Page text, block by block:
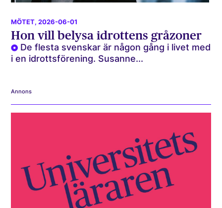
MÖTET, 2026-06-01
Hon vill belysa idrottens gråzoner
De flesta svenskar är någon gång i livet med
i en idrottsförening. Susanne...
Annons